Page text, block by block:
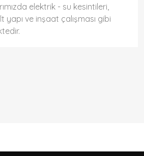
elektrik - su kesintileri,
ve inşaat çalışması gibi